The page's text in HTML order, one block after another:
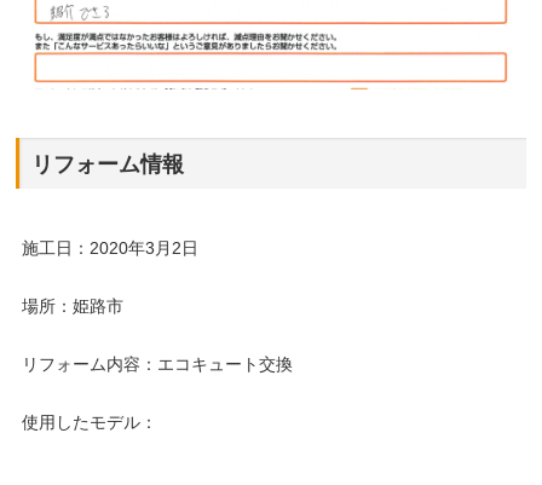
リフォーム情報
施工日：2020年3月2日
場所：姫路市
リフォーム内容：エコキュート交換
使用したモデル：